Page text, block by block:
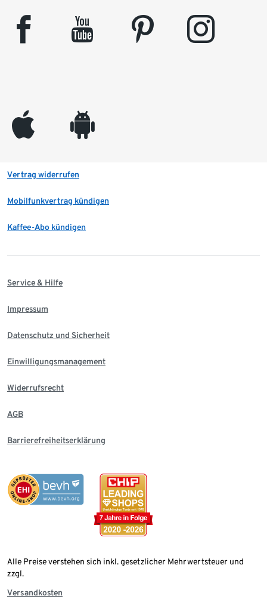
facebook youtube pinterest instagram
appleinc android
Vertrag widerrufen
Mobilfunkvertrag kündigen
Kaffee-Abo kündigen
Service & Hilfe
Impressum
Datenschutz und Sicherheit
Einwilligungsmanagement
Widerrufsrecht
AGB
Barrierefreiheitserklärung
Alle Preise verstehen sich inkl. gesetzlicher Mehrwertsteuer und
zzgl.
Versandkosten